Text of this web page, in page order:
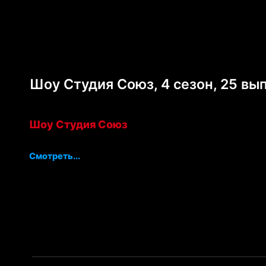
Шоу Студия Союз, 4 сезон, 25
Шоу Студия Союз
Смотреть...